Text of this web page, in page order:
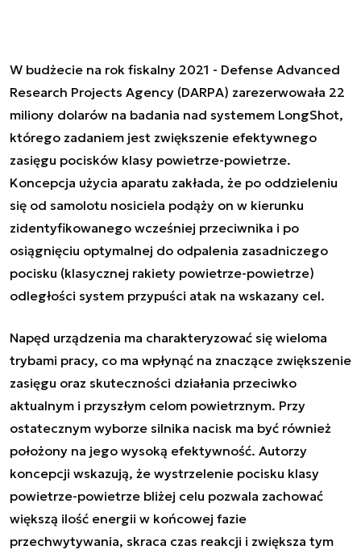
W budżecie na rok fiskalny 2021 - Defense Advanced
Research Projects Agency (DARPA) zarezerwowała 22
miliony dolarów na badania nad systemem LongShot,
którego zadaniem jest zwiększenie efektywnego
zasięgu pocisków klasy powietrze-powietrze.
Koncepcja użycia aparatu zakłada, że po oddzieleniu
się od samolotu nosiciela podąży on w kierunku
zidentyfikowanego wcześniej przeciwnika i po
osiągnięciu optymalnej do odpalenia zasadniczego
pocisku (klasycznej rakiety powietrze-powietrze)
odległości system przypuści atak na wskazany cel.
Napęd urządzenia ma charakteryzować się wieloma
trybami pracy, co ma wpłynąć na znaczące zwiększenie
zasięgu oraz skuteczności działania przeciwko
aktualnym i przyszłym celom powietrznym. Przy
ostatecznym wyborze silnika nacisk ma być również
położony na jego wysoką efektywność. Autorzy
koncepcji wskazują, że wystrzelenie pocisku klasy
powietrze-powietrze bliżej celu pozwala zachować
większą ilość energii w końcowej fazie
przechwytywania, skraca czas reakcji i zwiększa tym